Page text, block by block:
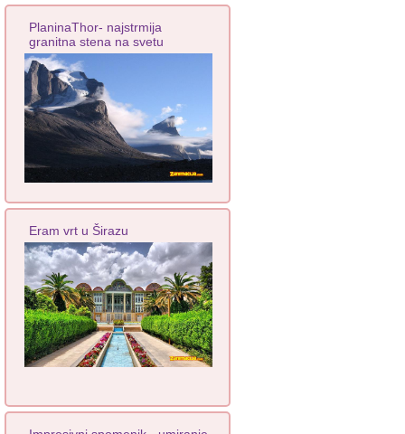
PlaninaThor- najstrmija
granitna stena na svetu
Eram vrt u Širazu